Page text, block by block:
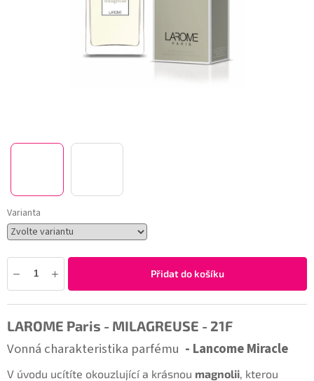
Varianta
Přidat do košíku
LAROME Paris - MILAGREUSE - 21F
Vonná charakteristika parfému - Lancome Miracle
V úvodu ucítíte okouzlující a krásnou magnolii, kterou